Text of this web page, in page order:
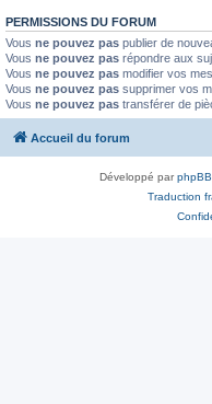
PERMISSIONS DU FORUM
Vous ne pouvez pas publier de
Vous ne pouvez pas répondre aux
Vous ne pouvez pas modifier vos
Vous ne pouvez pas supprimer vos
Vous ne pouvez pas transférer de
Accueil du forum
Développé parphpBB
Traduction